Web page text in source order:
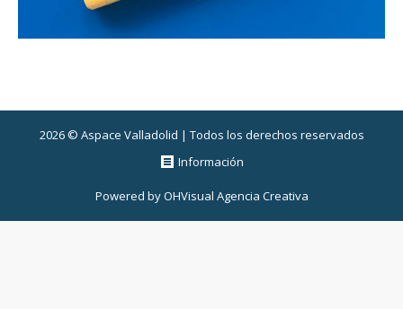
2026 © Aspace Valladolid | Todos los derechos reservados
Información
Powered byOHVisual Agencia Creativa